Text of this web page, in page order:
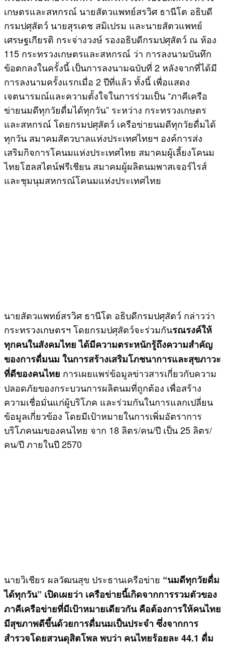
เกษตรและสหกรณ์ นายสัตวแพทย์สรวิศ ธานีโต อธิบดี
กรมปศุสัตว์ นายสุรเดช สมิเปรม และนายสัตวแพทย์
เศรษฐเกียรติ กระจ่างวงษ์ รองอธิบดีกรมปศุสัตว์ ณ ห้อง
115 กระทรวงเกษตรและสหกรณ์ ว่า การลงนามบันทึก
ข้อตกลงในครั้งนี้ เป็นการลงนามฉบับที่ 2 หลังจากที่ได้มี
การลงนามครั้งแรกเมื่อ 2 ปีที่แล้ว ทั้งนี้ เพื่อแสดง
เจตนารมณ์และความตั้งใจในการร่วมเป็น “ภาคีเครือ
ข่ายนมดีทุกวัยดื่มได้ทุกวัน” ระหว่าง กระทรวงเกษตร
และสหกรณ์ โดยกรมปศุสัตว์ เครือข่ายนมดีทุกวัยดื่มได้
ทุกวัน สมาคมสัตวบาลแห่งประเทศไทยฯ องค์การส่ง
เสริมกิจการโคนมแห่งประเทศไทย สมาคมผู้เลี้ยงโคนม
ไทยโฮลสไตน์ฟรีเชียน สมาคมผู้ผลิตนมพาสเจอร์ไรส์
และชุมนุมสหกรณ์โคนมแห่งประเทศไทย
นายสัตวแพทย์สรวิศ ธานีโต อธิบดีกรมปศุสัตว์ กล่าวว่า
กระทรวงเกษตรฯ โดยกรมปศุสัตว์จะร่วมกันรณรงค์ให้
ทุกคนในสังคมไทย ได้มีความตระหนักรู้ถึงความสำคัญ
ของการดื่มนม ในการสร้างเสริมโภชนาการและสุขภาวะ
ที่ดีของคนไทย การเผยแพร่ข้อมูลข่าวสารเกี่ยวกับความ
ปลอดภัยของกระบวนการผลิตนมที่ถูกต้อง เพื่อสร้าง
ความเชื่อมั่นแก่ผู้บริโภค และร่วมกันในการแลกเปลี่ยน
ข้อมูลเกี่ยวข้อง โดยมีเป้าหมายในการเพิ่มอัตราการ
บริโภคนมของคนไทย จาก 18 ลิตร/คน/ปี เป็น 25 ลิตร/
คน/ปี ภายในปี 2570
นายวิเชียร ผลวัฒนสุข ประธานเครือข่าย “นมดีทุกวัยดื่ม
ได้ทุกวัน” เปิดเผยว่า เครือข่ายนี้เกิดจากการรวมตัวของ
ภาคีเครือข่ายที่มีเป้าหมายเดียวกัน คือต้องการให้คนไทย
มีสุขภาพดีขึ้นด้วยการดื่มนมเป็นประจำ ซึ่งจากการ
สำรวจโดยสวนดุสิตโพล พบว่า คนไทยร้อยละ 44.1 ดื่ม